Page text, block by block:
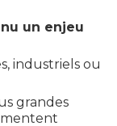
un enjeu
industriels ou
grandes